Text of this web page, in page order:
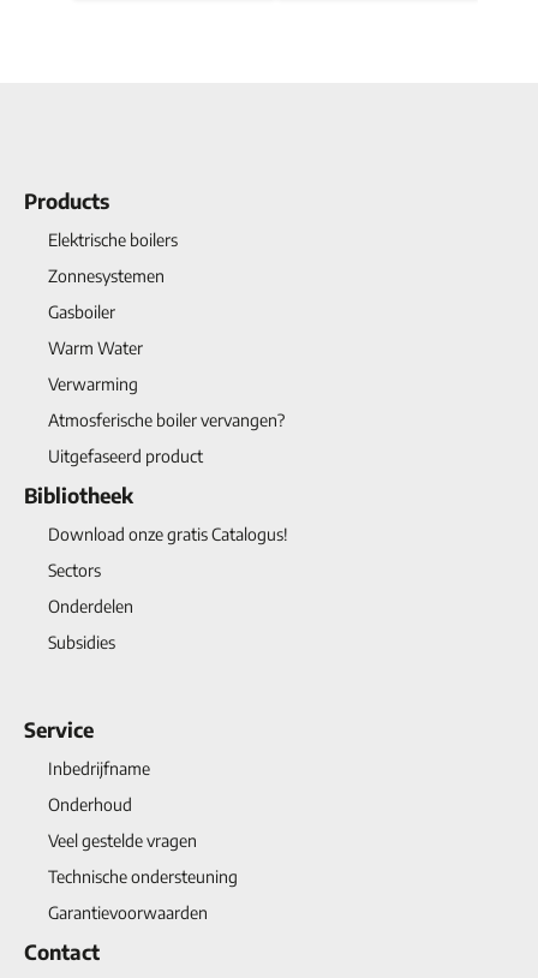
Products
Elektrische boilers
Zonnesystemen
Gasboiler
Warm Water
Verwarming
Atmosferische boiler vervangen?
Uitgefaseerd product
Bibliotheek
Download onze gratis Catalogus!
Sectors
Onderdelen
Subsidies
Service
Inbedrijfname
Onderhoud
Veel gestelde vragen
Technische ondersteuning
Garantievoorwaarden
Contact